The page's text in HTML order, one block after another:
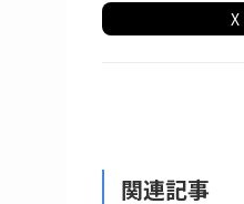
X
関連記事